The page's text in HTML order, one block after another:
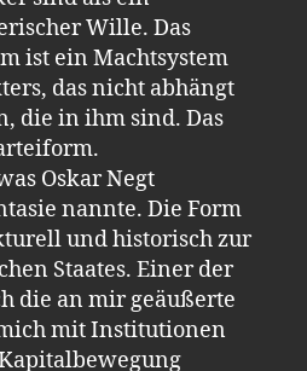
Wille. Das
ist ein Machtsystem
das nicht abhängt
die in ihm sind. Das
Oskar Negt
nannte. Die Form
und historisch zur
Staates. Einer der
die an mir geäußerte
mit Institutionen